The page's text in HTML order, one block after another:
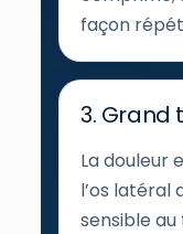
façon
3.
La douleur
l’os latéral
sensible